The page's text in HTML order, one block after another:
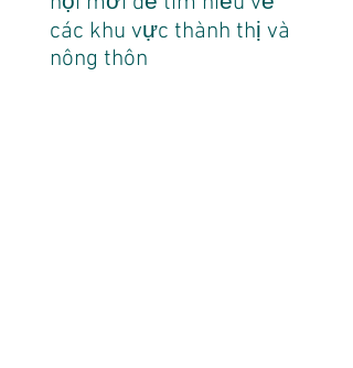
các khu vực thành thị và
nông thôn